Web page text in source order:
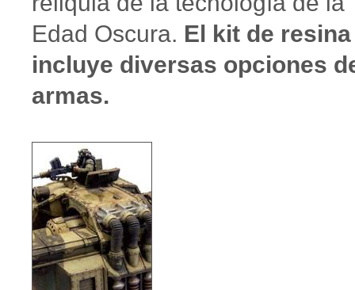
Edad Oscura. El kit de
incluye diversas opciones
armas.